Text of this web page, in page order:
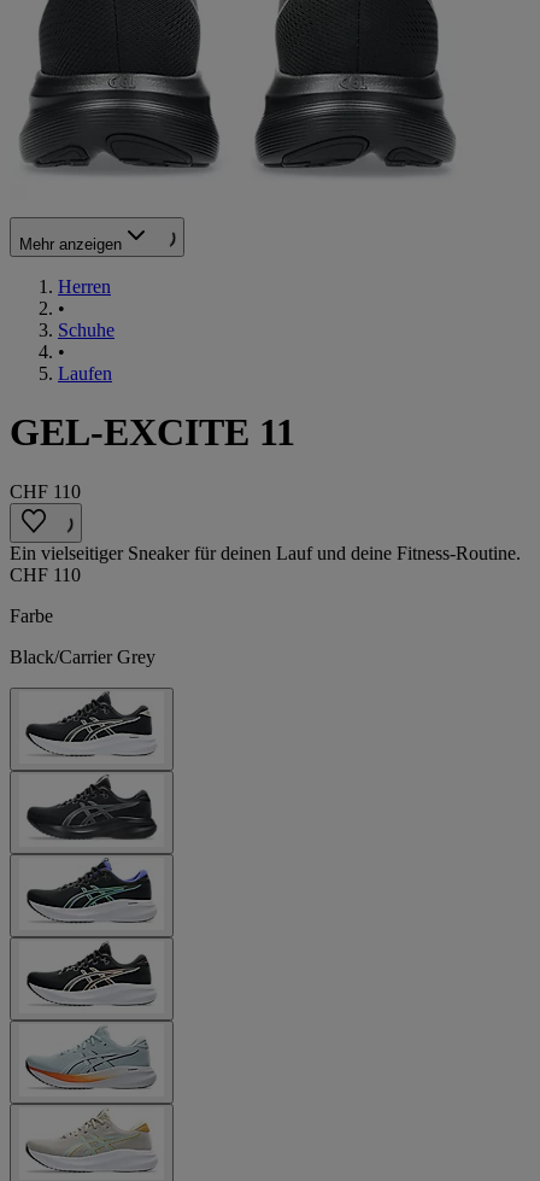
Mehr anzeigen
Herren
•
Schuhe
•
Laufen
GEL-EXCITE 11
CHF 110
Ein vielseitiger Sneaker für deinen Lauf und deine Fitness-Routine.
CHF 110
Farbe
Black/Carrier Grey